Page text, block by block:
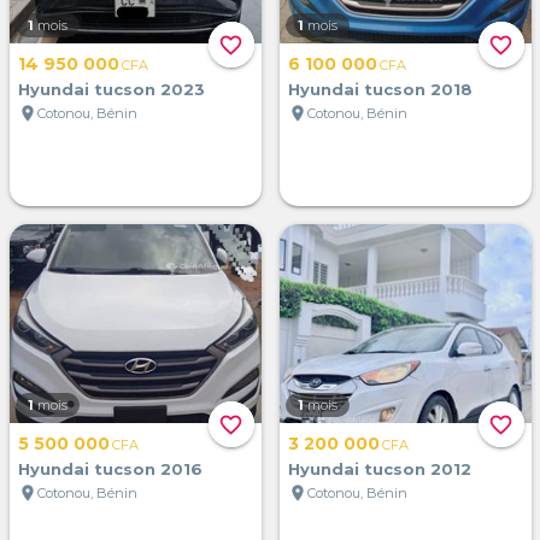
favorite_border
1 mois
14 950 000CFA
Hyundai tucson 2023
location_on Cotonou, Bénin
favorite_border
1 mois
6 100 000CFA
Hyundai tucson 2018
location_on Cotonou, Bénin
favorite_border
1 mois
5 500 000CFA
Hyundai tucson 2016
location_on Cotonou, Bénin
favorite_border
1 mois
3 200 000CFA
Hyundai tucson 2012
location_on Cotonou, Bénin